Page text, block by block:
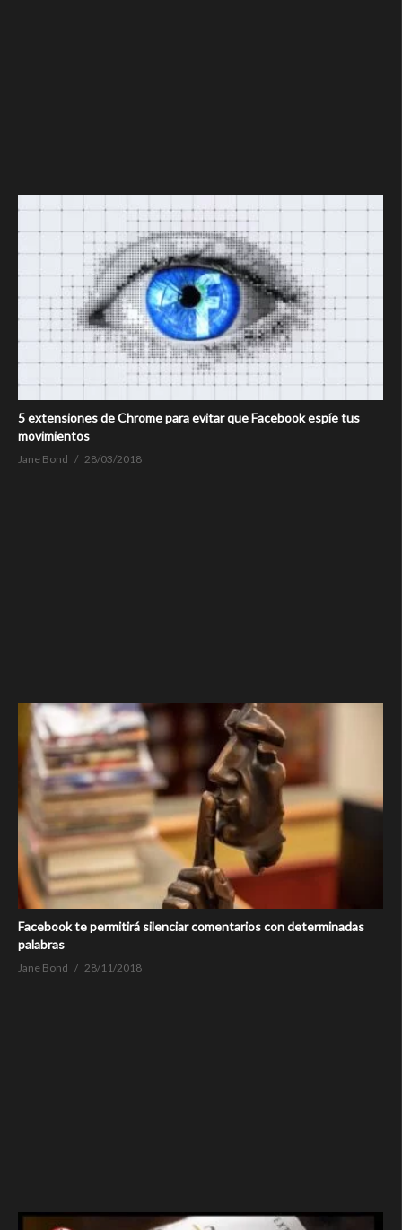
5 extensiones de Chrome para evitar que Facebook espíe tus
movimientos
Jane Bond 28/03/2018
Facebook te permitirá silenciar comentarios con determinadas
palabras
Jane Bond 28/11/2018